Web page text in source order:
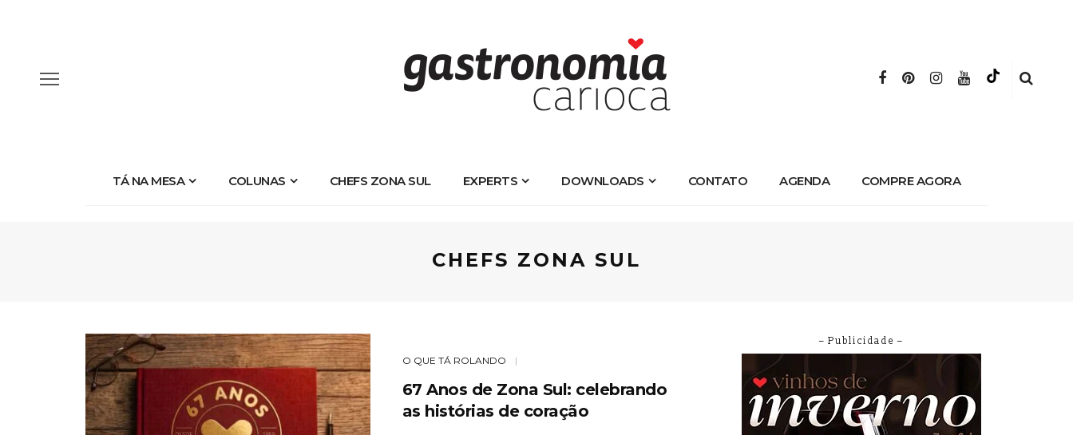
TÁ NA MESA COLUNAS CHEFS ZONA SUL EXPERTS DOWNLOADS CONTATO AGENDA COMPRE AGORA
CHEFS ZONA SUL
O QUE TÁ ROLANDO
67 Anos de Zona Sul: celebrando
as histórias de coração
– Publicidade –